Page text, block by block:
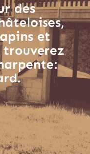
des
et
trouverez